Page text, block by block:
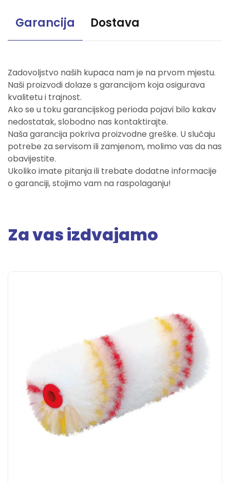
Garancija Dostava
Zadovoljstvo naših kupaca nam je na prvom mjestu.
Naši proizvodi dolaze s garancijom koja osigurava
kvalitetu i trajnost.
Ako se u toku garancijskog perioda pojavi bilo kakav
nedostatak, slobodno nas kontaktirajte.
Naša garancija pokriva proizvodne greške. U slučaju
potrebe za servisom ili zamjenom, molimo vas da nas
obavijestite.
Ukoliko imate pitanja ili trebate dodatne informacije
o garanciji, stojimo vam na raspolaganju!
Za vas izdvajamo